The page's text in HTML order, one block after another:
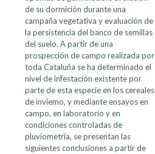
de su dormición durante una
campaña vegetativa y evaluación de
la persistencia del banco de semillas
del suelo. A partir de una
prospección de campo realizada por
toda Cataluña se ha determinado el
nivel de infestación existente por
parte de esta especie en los cereales
de inviemo, y mediante ensayos en
campo, en laboratorio y en
condiciones controladas de
pluviometría, se presentan las
siguientes conclusiones a partir de